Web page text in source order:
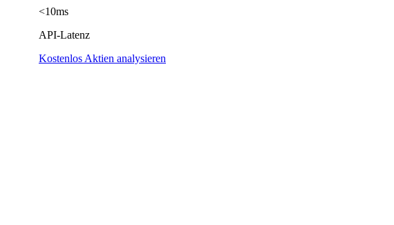
<10ms
API-Latenz
Kostenlos Aktien analysieren